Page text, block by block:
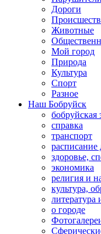
Дороги
Животные
Мой город
Природа
Культура
Спорт
Разное
Наш Бобруйск
бобруйская
справка
транспорт
расписание
здоровье,
экономика
религия и
культура,
литература
о городе